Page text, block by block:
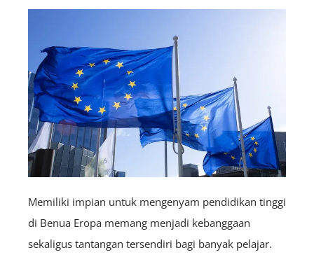
Memiliki impian untuk mengenyam pendidikan tinggi
di Benua Eropa memang menjadi kebanggaan
sekaligus tantangan tersendiri bagi banyak pelajar.